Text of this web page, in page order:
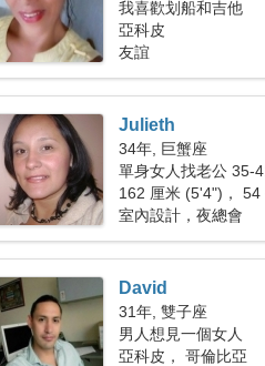
我喜歡划船和吉他
亞科皮
友誼
Julieth
34年, 巨蟹座
單身女人找老公 35-
162 厘米 (5'4")，
室內設計，夜總會
David
31年, 雙子座
男人想見一個女人
亞科皮， 哥倫比亞